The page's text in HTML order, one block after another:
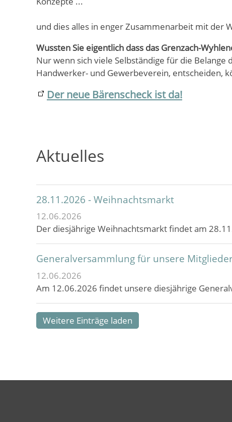
und dies alles in enger Zusammenarbeit mit der
Wussten Sie eigentlich dass das Grenzach-
Nur wenn sich viele Selbständige für die
Handwerker- und Gewerbeverein, entscheiden,
Der neue Bärenscheck ist da!
Aktuelles
28.11.2026 - Weihnachtsmarkt
12.06.2026
Der diesjährige Weihnachtsmarkt findet am
Generalversammlung für unsere
12.06.2026
Am 12.06.2026 findet unsere diesjährige
Weitere Einträge laden